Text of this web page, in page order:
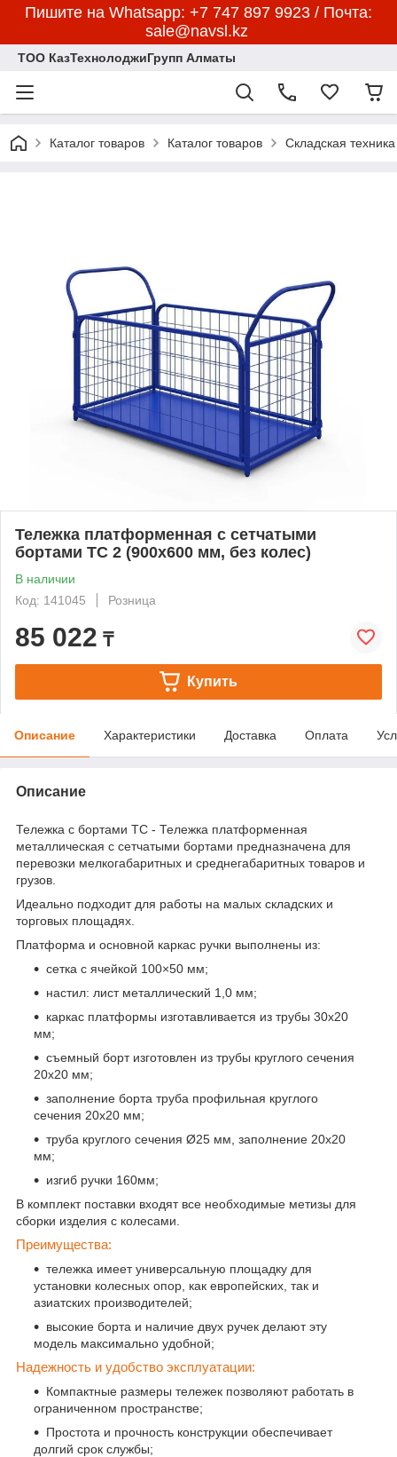
Пишите на Whatsapp: +7 747 897 9923 / Почта:
sale@navsl.kz
ТОО КазТехнолоджиГрупп Алматы
Каталог товаров Каталог товаров Складская техника
Тележка платформенная с сетчатыми
бортами ТС 2 (900x600 мм, без колес)
В наличии
Код: 141045
Розница
85 022 ₸
Купить
Описание Характеристики Доставка Оплата
Описание
Тележка с бортами ТС - Тележка платформенная
металлическая с сетчатыми бортами предназначена для
перевозки мелкогабаритных и среднегабаритных товаров и
грузов.
Идеально подходит для работы на малых складских и
торговых площадях.
Платформа и основной каркас ручки выполнены из:
сетка с ячейкой 100×50 мм;
настил: лист металлический 1,0 мм;
каркас платформы изготавливается из трубы 30х20
мм;
съемный борт изготовлен из трубы круглого сечения
20х20 мм;
заполнение борта труба профильная круглого
сечения 20х20 мм;
труба круглого сечения Ø25 мм, заполнение 20х20
мм;
изгиб ручки 160мм;
В комплект поставки входят все необходимые метизы для
сборки изделия с колесами.
Преимущества:
тележка имеет универсальную площадку для
установки колесных опор, как европейских, так и
азиатских производителей;
высокие борта и наличие двух ручек делают эту
модель максимально удобной;
Надежность и удобство эксплуатации:
Компактные размеры тележек позволяют работать в
ограниченном пространстве;
Простота и прочность конструкции обеспечивает
долгий срок службы;